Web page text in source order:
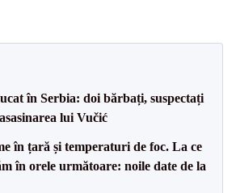
în Serbia: doi bărbați, suspectați
lui Vučić
în țară și temperaturi de foc. La ce
în orele următoare: noile date de la